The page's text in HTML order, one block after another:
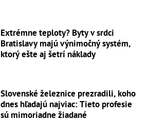
Extrémne teploty? Byty v srdci
Bratislavy majú výnimočný systém,
ktorý ešte aj šetrí náklady
Slovenské železnice prezradili, koho
dnes hľadajú najviac: Tieto profesie
sú mimoriadne žiadané